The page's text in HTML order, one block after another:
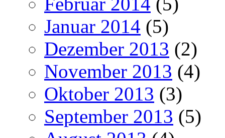
Januar 2014 (5)
Dezember 2013 (2)
November 2013 (4)
Oktober 2013 (3)
September 2013 (5)